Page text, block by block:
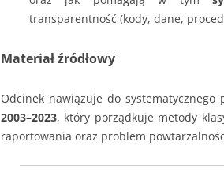
transparentność (kody, dane,
Materiał źródłowy
Odcinek nawiązuje do
2003–2023, który porządkuje metody
raportowania oraz problem